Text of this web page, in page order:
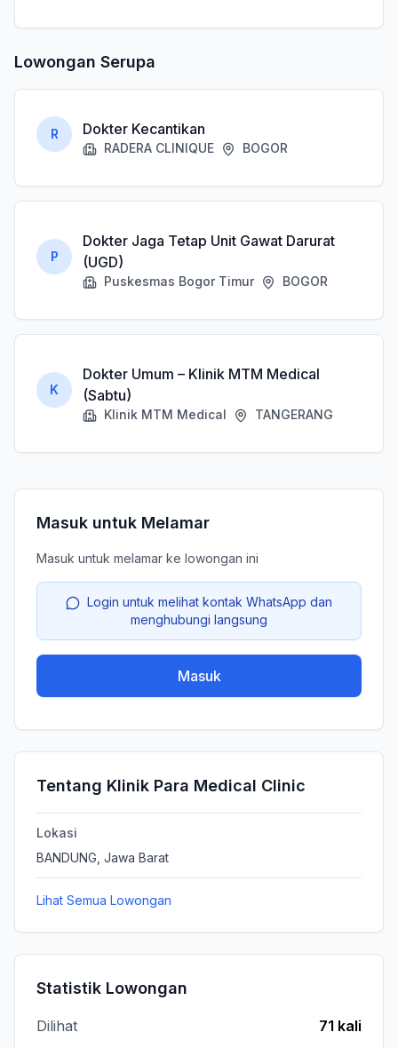
Lowongan Serupa
R Dokter Kecantikan
RADERA CLINIQUE BOGOR
P
Dokter Jaga Tetap Unit Gawat Darurat
(UGD)
Puskesmas Bogor Timur BOGOR
K
Dokter Umum – Klinik MTM Medical
(Sabtu)
Klinik MTM Medical TANGERANG
Masuk untuk Melamar
Masuk untuk melamar ke lowongan ini
Login untuk melihat kontak WhatsApp dan
menghubungi langsung
Masuk
Tentang Klinik Para Medical Clinic
Lokasi
BANDUNG, Jawa Barat
Lihat Semua Lowongan
Statistik Lowongan
Dilihat
71 kali